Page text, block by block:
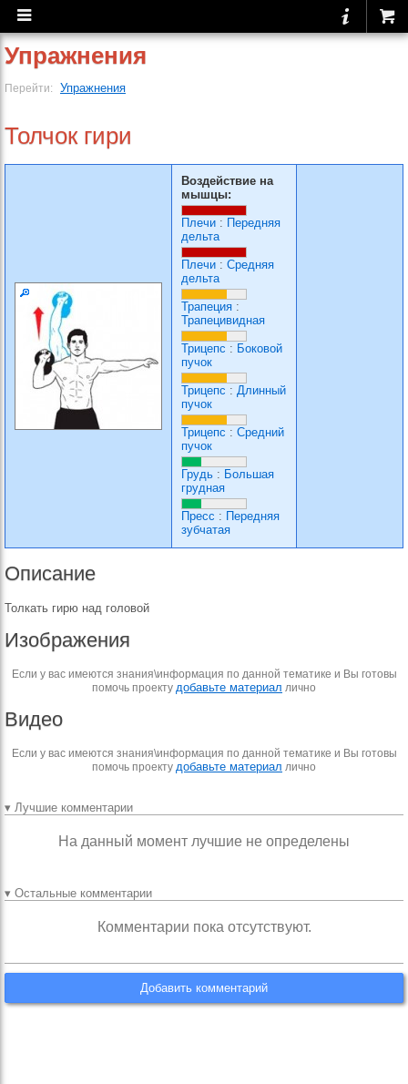
Упражнения
Перейти: Упражнения
Толчок гири
Воздействие на
мышцы:
Плечи : Передняя
дельта
Плечи : Средняя
дельта
Трапеция :
Трапецивидная
Трицепс : Боковой
пучок
Трицепс : Длинный
пучок
Трицепс : Средний
пучок
Грудь : Большая
грудная
Пресс : Передняя
зубчатая
Описание
Толкать гирю над головой
Изображения
Если у вас имеются знания\информация по данной тематике и Вы готовы
помочь проекту добавьте материал лично
Видео
Если у вас имеются знания\информация по данной тематике и Вы готовы
помочь проекту добавьте материал лично
▾ Лучшие комментарии
На данный момент лучшие не определены
▾ Остальные комментарии
Комментарии пока отсутствуют.
Добавить комментарий